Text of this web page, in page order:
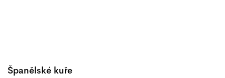
Španělské kuře